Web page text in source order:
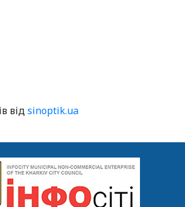
відsinoptik.ua